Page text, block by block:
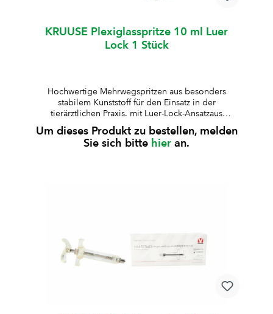
KRUUSE Plexiglasspritze 10 ml Luer
Lock 1 Stück
Hochwertige Mehrwegspritzen aus besonders
stabilem Kunststoff für den Einsatz in der
tierärztlichen Praxis. mit Luer-Lock-Ansatzaus
besonders stabilem Kunststoff gefertigtLuer-Lock-
Ansatz aus Metall für sichere
Verbindungenwahlweise mit graduiertem
Um dieses Produkt zu bestellen, melden
Sie sich bitte hier an.